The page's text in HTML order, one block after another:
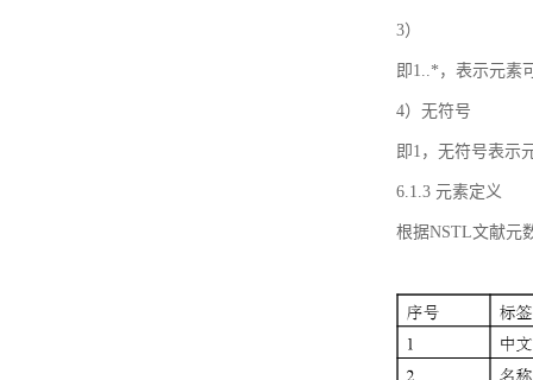
3）
即1..*，表示元素
4）无符号
即1，无符号表示
6.1.3 元素定义
根据NSTL文献元